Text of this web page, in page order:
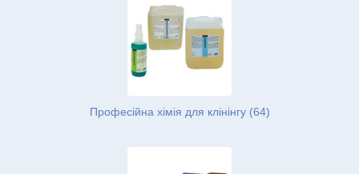
Професійна хімія для клінінгу (64)